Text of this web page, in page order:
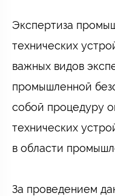
Экспертиза
технических
важных видов
промышленной
собой процедуру
технических
в области
За проведением